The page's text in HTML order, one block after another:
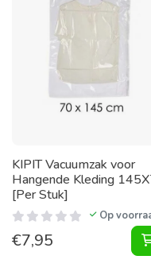
KIPIT Vacuumzak voor
Hangende Kleding
[Per Stuk]
Op
€7,95